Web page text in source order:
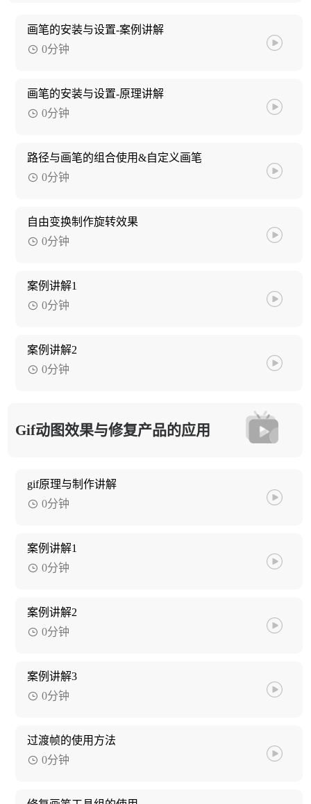
画笔的安装与设置-案例讲解
0分钟
画笔的安装与设置-原理讲解
0分钟
路径与画笔的组合使用&自定义画笔
0分钟
自由变换制作旋转效果
0分钟
案例讲解1
0分钟
案例讲解2
0分钟
Gif动图效果与修复产品的应用
gif原理与制作讲解
0分钟
案例讲解1
0分钟
案例讲解2
0分钟
案例讲解3
0分钟
过渡帧的使用方法
0分钟